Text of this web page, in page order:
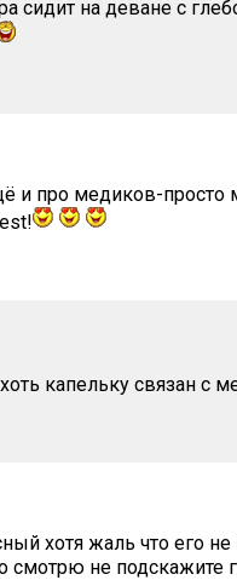
сидит на деване с
и про медиков-просто
капельку связан с
хотя жаль что его
смотрю не подскажите